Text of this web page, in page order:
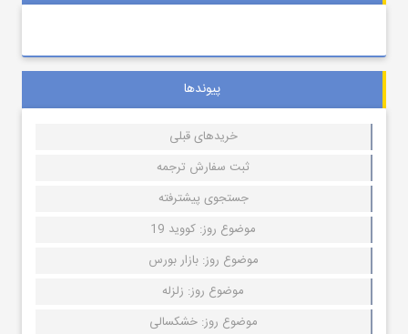
پیوندها
خریدهای قبلی
ثبت سفارش ترجمه
جستجوی پیشترفته
موضوع روز: کووید 19
موضوع روز: بازار بورس
موضوع روز: زلزله
موضوع روز: خشکسالی